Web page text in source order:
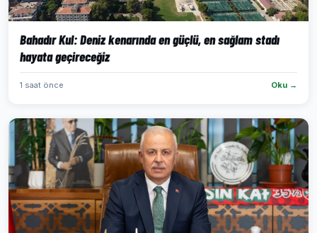
Bahadır Kul: Deniz kenarında en güçlü, en sağlam stadı
hayata geçireceğiz
1 saat önce Oku →